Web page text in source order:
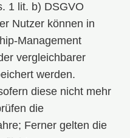
1 lit. b) DSGVO
Nutzer können in
Management
vergleichbarer
werden.
diese nicht mehr
die
Ferner gelten die